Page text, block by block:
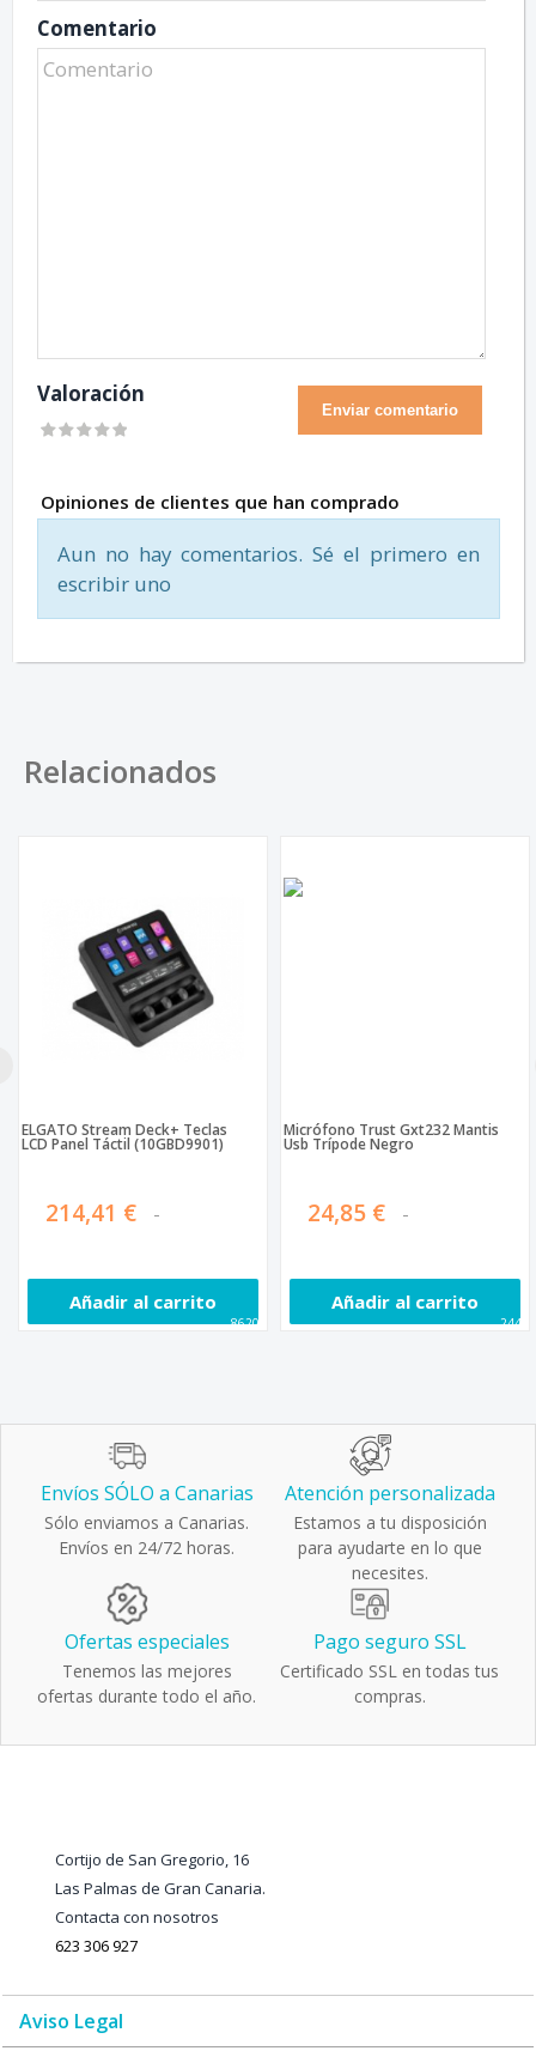
Comentario
Valoración
Opiniones de clientes que han comprado
Aun no hay comentarios. Sé el primero en
escribir uno
Relacionados
ELGATO Stream Deck+ Teclas
LCD Panel Táctil (10GBD9901)
214,41 €
Añadir al carrito
86208
Micrófono Trust Gxt232 Mantis
Usb Trípode Negro
24,85 €
Añadir al carrito
2445
Envíos SÓLO a Canarias
Sólo enviamos a Canarias.
Envíos en 24/72 horas.
Atención personalizada
Estamos a tu disposición
para ayudarte en lo que
necesites.
Ofertas especiales
Tenemos las mejores
ofertas durante todo el año.
Pago seguro SSL
Certificado SSL en todas tus
compras.
Cortijo de San Gregorio, 16
Las Palmas de Gran Canaria.
Contacta con nosotros
623 306 927
Aviso Legal